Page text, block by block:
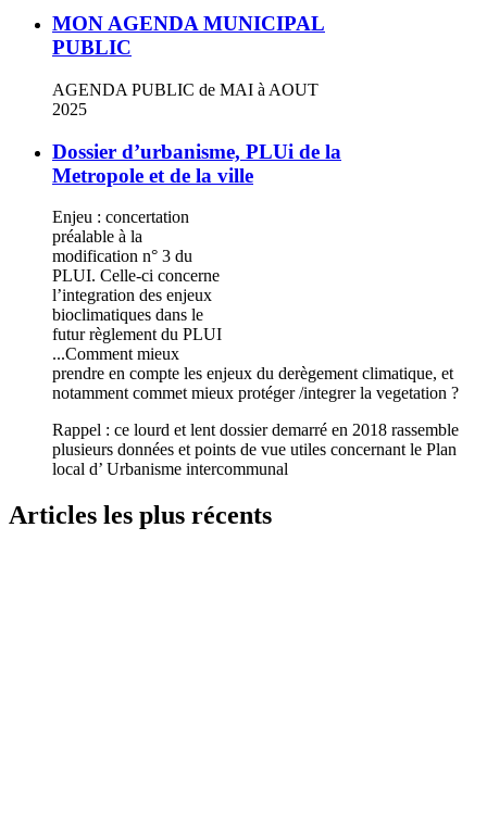
MON AGENDA MUNICIPAL
PUBLIC
AGENDA PUBLIC de MAI à AOUT
2025
Dossier d’urbanisme, PLUi de la
Metropole et de la ville
Enjeu : concertation
préalable à la
modification n° 3 du
PLUI. Celle-ci concerne
l’integration des enjeux
bioclimatiques dans le
futur règlement du PLUI
...Comment mieux
prendre en compte les enjeux du derègement climatique, et
notamment commet mieux protéger /integrer la vegetation ?
Rappel : ce lourd et lent dossier demarré en 2018 rassemble
plusieurs données et points de vue utiles concernant le Plan
local d’ Urbanisme intercommunal
Articles les plus récents